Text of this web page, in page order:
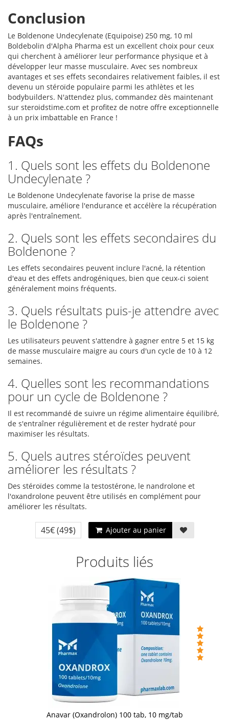
Conclusion
Le Boldenone Undecylenate (Equipoise) 250 mg, 10 ml
Boldebolin d'Alpha Pharma est un excellent choix pour ceux
qui cherchent à améliorer leur performance physique et à
développer leur masse musculaire. Avec ses nombreux
avantages et ses effets secondaires relativement faibles, il est
devenu un stéroïde populaire parmi les athlètes et les
bodybuilders. N'attendez plus, commandez dès maintenant
sur steroidstime.com et profitez de notre offre exceptionnelle
à un prix imbattable en France !
FAQs
1. Quels sont les effets du Boldenone
Undecylenate ?
Le Boldenone Undecylenate favorise la prise de masse
musculaire, améliore l'endurance et accélère la récupération
après l'entraînement.
2. Quels sont les effets secondaires du
Boldenone ?
Les effets secondaires peuvent inclure l'acné, la rétention
d'eau et des effets androgéniques, bien que ceux-ci soient
généralement moins fréquents.
3. Quels résultats puis-je attendre avec
le Boldenone ?
Les utilisateurs peuvent s'attendre à gagner entre 5 et 15 kg
de masse musculaire maigre au cours d'un cycle de 10 à 12
semaines.
4. Quelles sont les recommandations
pour un cycle de Boldenone ?
Il est recommandé de suivre un régime alimentaire équilibré,
de s'entraîner régulièrement et de rester hydraté pour
maximiser les résultats.
5. Quels autres stéroïdes peuvent
améliorer les résultats ?
Des stéroïdes comme la testostérone, le nandrolone et
l'oxandrolone peuvent être utilisés en complément pour
améliorer les résultats.
45€(49$) Ajouter au panier
Produits liés
Anavar (Oxandrolon) 100 tab, 10 mg/tab